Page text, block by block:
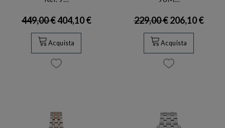
449,00 €404,10 €
Acquista
229,00 €206,10 €
Acquista